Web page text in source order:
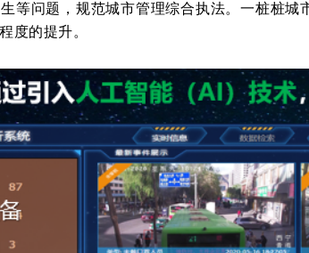
等问题，规范城市管理综合执法。一桩桩
度的提升。